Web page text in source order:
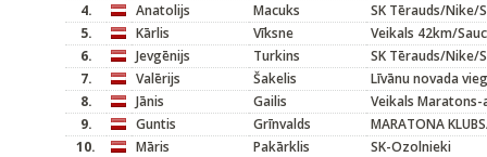
4.
Anatolijs Macuks
SK Tērauds/Nike/
5.
Kārlis Vīksne
Veikals 42km/
6.
Jevgēnijs Turkins
SK Tērauds/Nike/
7.
Valērijs Šakelis
Līvānu novada
8.
Jānis Gailis
Veikals Maratons-
9.
Guntis Grīnvalds
MARATONA
10.
Māris Pakārklis
SK-Ozolnieki